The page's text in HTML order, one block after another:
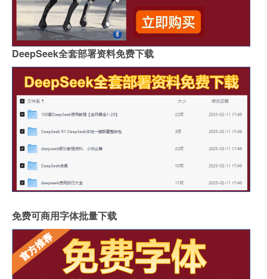
DeepSeek全套部署资料免费下载
免费可商用字体批量下载